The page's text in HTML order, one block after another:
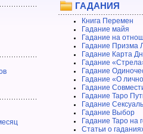
ГАДАНИЯ
Книга Перемен
Гадание майя
Гадание на
Гадание Призма
Гадание Карта
Гадание
Гадание
Гадание «О
Гадание
Гадание Таро
Гадание
Гадание Выбор
Гадание Таро на
Статьи о